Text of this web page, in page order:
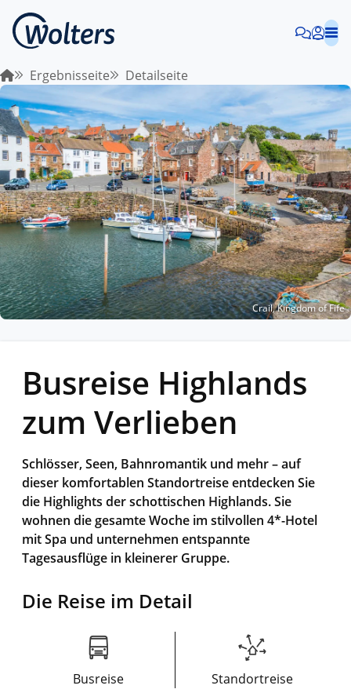
Ergebnisseite Detailseite
Crail, Kingdom of Fife
Busreise Highlands
zum Verlieben
Schlösser, Seen, Bahnromantik und mehr – auf
dieser komfortablen Standortreise entdecken Sie
die Highlights der schottischen Highlands. Sie
wohnen die gesamte Woche im stilvollen 4*-Hotel
mit Spa und unternehmen entspannte
Tagesausflüge in kleinerer Gruppe.
Die Reise im Detail
Busreise Standortreise